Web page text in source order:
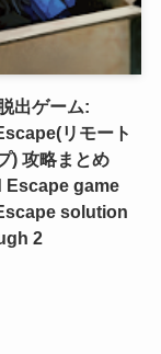
出ゲーム:
リモート
) 攻略まとめ
Escape game
solution
2